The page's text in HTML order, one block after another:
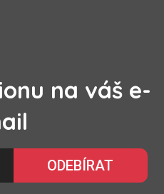
na váš e-
ODEBÍRAT